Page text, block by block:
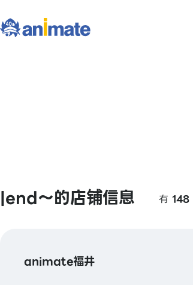
|end〜的店铺信息 有 148
animate福井